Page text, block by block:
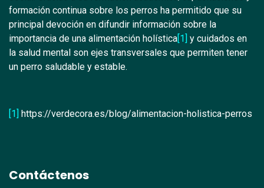
formación continua sobre los perros ha permitido que su
principal devoción en difundir información sobre la
importancia de una alimentación holística[1] y cuidados en
la salud mental son ejes transversales que permiten tener
un perro saludable y estable.
[1] https://verdecora.es/blog/alimentacion-holistica-perros
Contáctenos